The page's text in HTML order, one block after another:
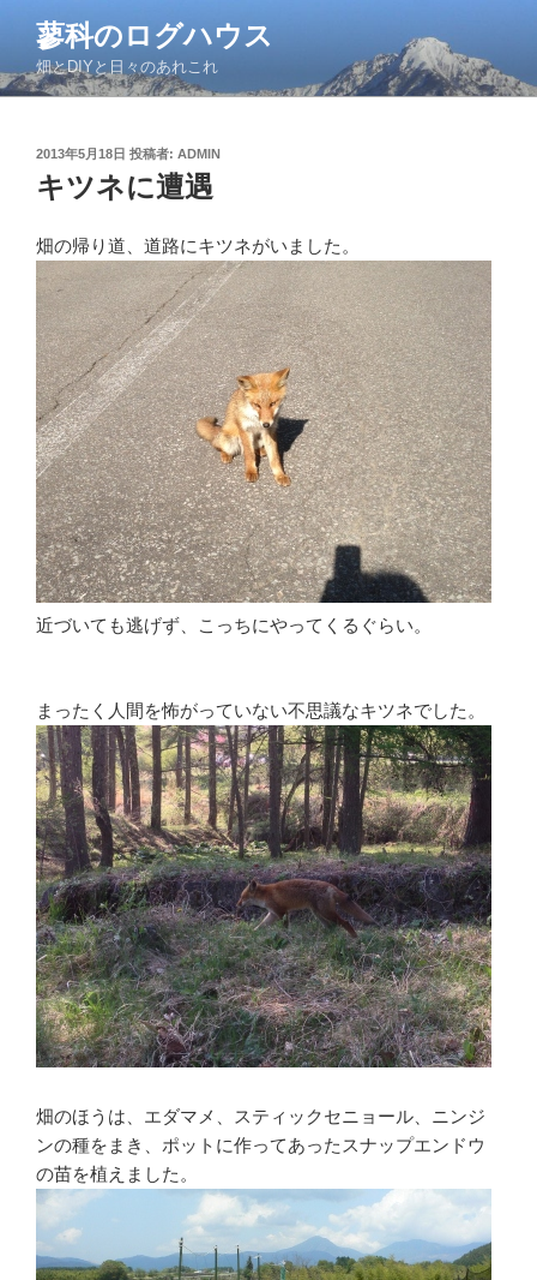
テ
ン
蓼科のログハウス
畑とDIYと日々のあれこれ
投
稿
日:
2013年5月18日 投稿者: ADMIN
キツネに遭遇
畑の帰り道、道路にキツネがいました。
近づいても逃げず、こっちにやってくるぐらい。
まったく人間を怖がっていない不思議なキツネでした。
畑のほうは、エダマメ、スティックセニョール、ニンジ
ンの種をまき、ポットに作ってあったスナップエンドウ
の苗を植えました。